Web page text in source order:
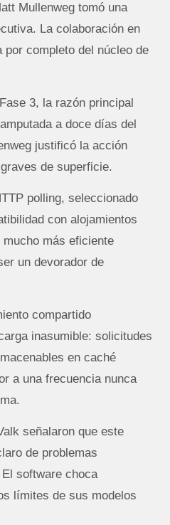
Mullenweg tomó una
La colaboración en
por completo del núcleo de
3, la razón principal
a doce días del
justificó la acción
de superficie.
polling, seleccionado
con alojamientos
más eficiente
un devorador de
compartido
inasumible: solicitudes
en caché
a una frecuencia nunca
señalaron que este
de problemas
software choca
límites de sus modelos